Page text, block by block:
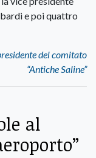
e poi quattro
del comitato
“Antiche Saline”
al